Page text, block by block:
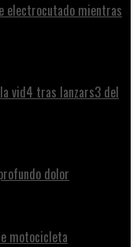
electrocutado mientras
vid4 tras lanzars3 del
dolor
motocicleta